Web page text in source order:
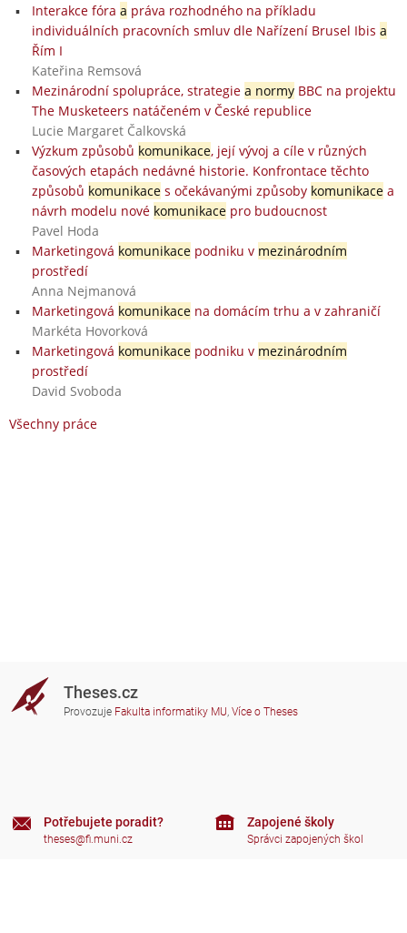
Interakce fóra a práva rozhodného na příkladu
individuálních pracovních smluv dle Nařízení Brusel Ibis a
Řím I
Kateřina Remsová
Mezinárodní spolupráce, strategie a normyBBC na projektu
The Musketeers natáčeném v České republice
Lucie Margaret Čalkovská
Výzkum způsobů komunikace, její vývoj a cíle v různých
časových etapách nedávné historie. Konfrontace těchto
způsobů komunikaces očekávanými způsoby komunikacea
návrh modelu nové komunikacepro budoucnost
Pavel Hoda
Marketingová komunikacepodniku v mezinárodním
prostředí
Anna Nejmanová
Marketingová komunikacena domácím trhu a v zahraničí
Markéta Hovorková
Marketingová komunikacepodniku v mezinárodním
prostředí
David Svoboda
Všechny práce
Theses.cz
Provozuje Fakulta informatiky MU, Více o Theses
Potřebujete poradit?
theses@fi.muni.cz
Zapojené školy
Správci zapojených škol